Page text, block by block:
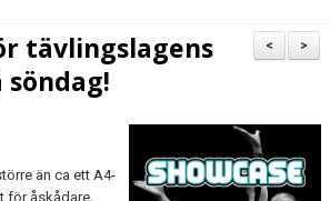
>
<
tävlingslagens
söndag!
än ca ett A4-
för åskådare.